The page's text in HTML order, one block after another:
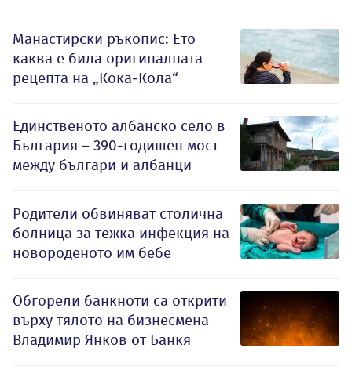
Манастирски ръкопис: Ето
каква е била оригиналната
рецепта на „Кока-Кола“
Единственото албанско село в
България – 390-годишен мост
между българи и албанци
Родители обвиняват столична
болница за тежка инфекция на
новороденото им бебе
Обгорели банкноти са открити
върху тялото на бизнесмена
Владимир Янков от Банкя